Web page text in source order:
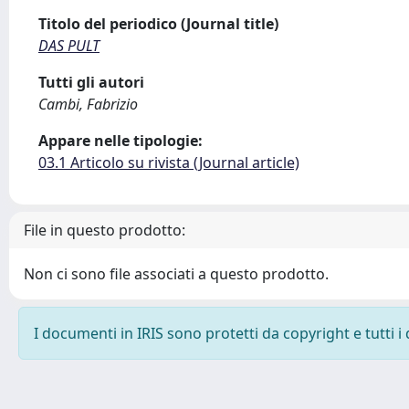
Titolo del periodico (Journal title)
DAS PULT
Tutti gli autori
Cambi, Fabrizio
Appare nelle tipologie:
03.1 Articolo su rivista (Journal article)
File in questo prodotto:
Non ci sono file associati a questo prodotto.
I documenti in IRIS sono protetti da copyright e tutti